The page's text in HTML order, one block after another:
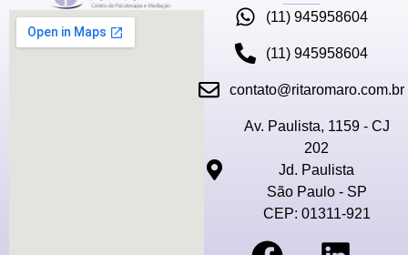
(11) 945958604
(11) 945958604
contato@ritaromaro.com.br
Av. Paulista, 1159 - CJ
202
Jd. Paulista
São Paulo - SP
CEP: 01311-921